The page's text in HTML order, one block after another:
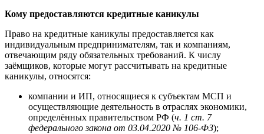
Кому предоставляются кредитные каникулы
Право на кредитные каникулы предоставляется как
индивидуальным предпринимателям, так и компаниям,
отвечающим ряду обязательных требований. К числу
заёмщиков, которые могут рассчитывать на кредитные
каникулы, относятся:
компании и ИП, относящиеся к субъектам МСП и
осуществляющие деятельность в отраслях экономики,
определённых правительством РФ (ч. 1 ст. 7
федерального закона от 03.04.2020 № 106-ФЗ);